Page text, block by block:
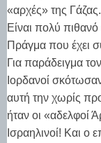
«αρχές» της
Είναι πολύ
Πράγμα που έχει
Για παράδειγμα
Ιορδανοί
αυτή την χωρίς
ήταν οι «αδελφοί
Ισραηλινοί! Και